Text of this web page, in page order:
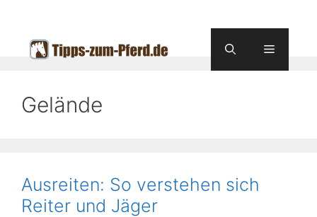
springen
Menü
Gelände
Ausreiten: So verstehen sich
Reiter und Jäger